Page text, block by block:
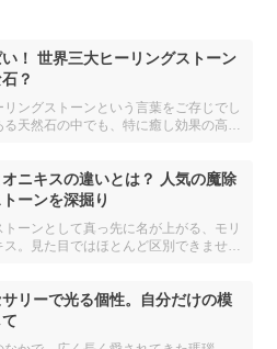
！ 世界三大ヒーリングストーン
？
リングストーンという言葉をご存じでし
る天然石の中でも、特に癒し効果の高い
ニキスの違いとは？ 人気の魔除
ーンを深掘り
ーンとして真っ先に名が上がる、モリ
ス。見た目ではほとんど区別できません
かせない存在です。
リーで光る個性。自分だけの模